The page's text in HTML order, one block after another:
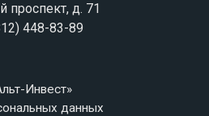
проспект, д. 71
448-83-89
Инвест»
данных